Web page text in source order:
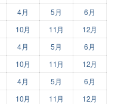
4月 5月
6月
10月 11月 12月
4月 5月
6月
10月 11月 12月
4月 5月
6月
10月 11月 12月